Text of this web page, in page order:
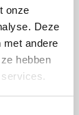
onze
Deze
met andere
hebben
Interhome